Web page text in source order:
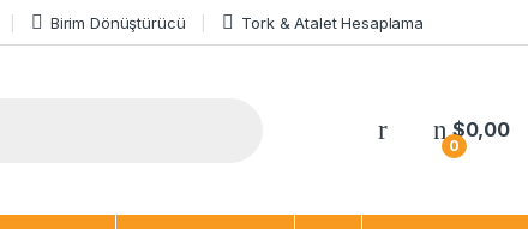
Birim Dönüştürücü Tork & Atalet Hesaplama
0
$0,00